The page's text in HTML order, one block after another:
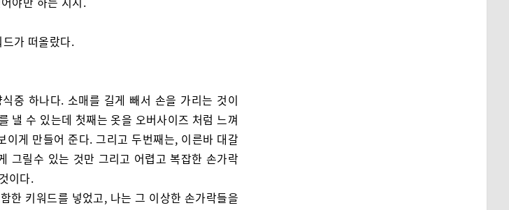
가 떠올랐다.
중 하나다. 소매를 길게 빼서 손을 가리는 것이
낼 수 있는데 첫째는 옷을 오버사이즈 처럼 느껴
이게 만들어 준다. 그리고 두번째는, 이른바 대갈
그릴수 있는 것만 그리고 어렵고 복잡한 손가락
이다.
한 키워드를 넣었고, 나는 그 이상한 손가락들을